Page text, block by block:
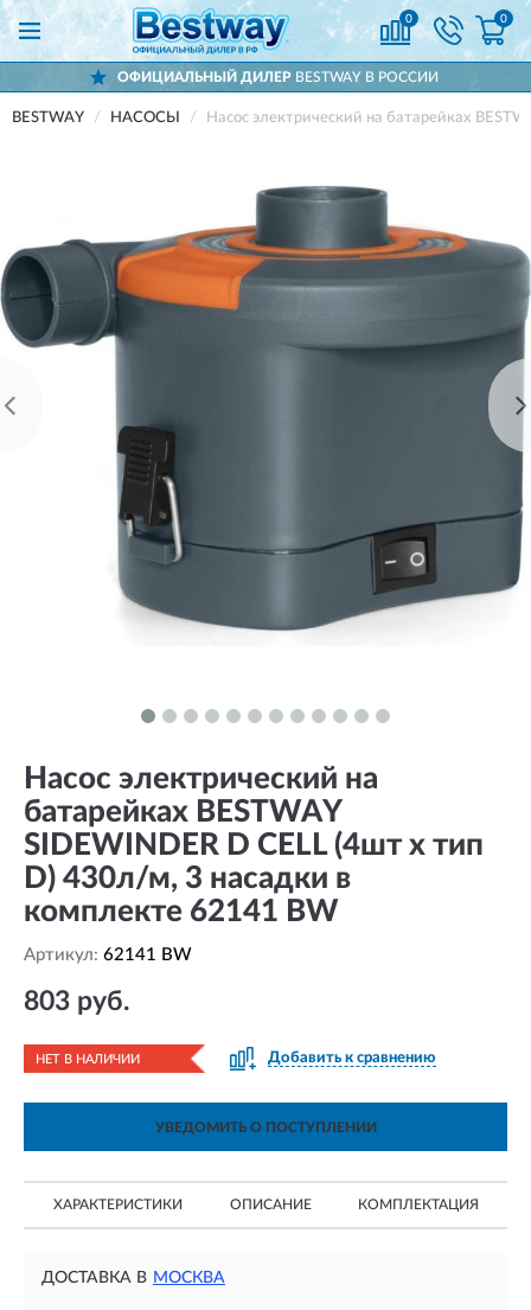
0 0
ОФИЦИАЛЬНЫЙ ДИЛЕР BESTWAY В РОССИИ
BESTWAY НАСОСЫ Насос электрический на батарейках
Насос электрический на
батарейках BESTWAY
SIDEWINDER D CELL (4шт х тип
D) 430л/м, 3 насадки в
комплекте 62141 BW
Артикул: 62141 BW
803 руб.
НЕТ В НАЛИЧИИ Добавить к сравнению
УВЕДОМИТЬ О ПОСТУПЛЕНИИ
ХАРАКТЕРИСТИКИ ОПИСАНИЕ КОМПЛЕКТАЦИЯ
ДОСТАВКА В МОСКВА